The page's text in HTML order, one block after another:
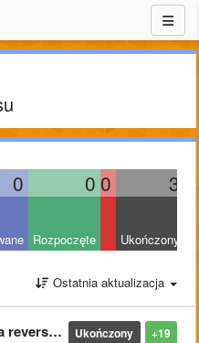
0 0 0 3
Rozpoczęte Ukończony
Ostatnia aktualizacja
+19
Ukończony
proxy